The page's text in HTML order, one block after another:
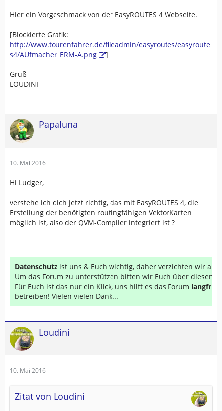
Hier ein Vorgeschmack von der EasyROUTES 4 Webseite.
[Blockierte Grafik:
http://www.tourenfahrer.de/fileadmin/easyroutes/easyroute
s4/AUfmacher_ERM-A.png
]
Gruß
LOUDINI
Papaluna
10. Mai 2016
Hi Ludger,
verstehe ich dich jetzt richtig, das mit EasyROUTES 4, die
Erstellung der benötigten routingfähigen VektorKarten
möglich ist, also der QVM-Compiler integriert ist ?
Datenschutz ist uns & Euch wichtig, daher verzichten wir auf
Um das Forum zu unterstützen bitten wir Euch über diesen
Für Euch ist das nur ein Klick, uns hilft es das Forum
betreiben! Vielen vielen Dank...
Loudini
10. Mai 2016
Zitat von Loudini